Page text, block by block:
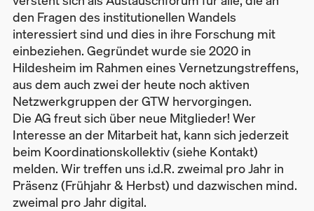
den Fragen des institutionellen Wandels
interessiert sind und dies in ihre Forschung mit
einbeziehen. Gegründet wurde sie 2020 in
Hildesheim im Rahmen eines Vernetzungstreffens,
aus dem auch zwei der heute noch aktiven
Netzwerkgruppen der GTW hervorgingen.
Die AG freut sich über neue Mitglieder! Wer
Interesse an der Mitarbeit hat, kann sich jederzeit
beim Koordinationskollektiv (siehe Kontakt)
melden. Wir treffen uns i.d.R. zweimal pro Jahr in
Präsenz (Frühjahr & Herbst) und dazwischen mind.
zweimal pro Jahr digital.